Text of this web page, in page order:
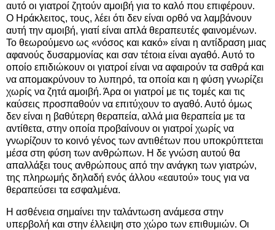
αυτό οι γιατροί ζητούν αμοιβή για το καλό που επιφέρουν.
Ο Ηράκλειτος, τους, λέει ότι δεν είναι ορθό να λαμβάνουν
αυτή την αμοιβή, γιατί είναι απλά θεραπευτές φαινομένων.
Το θεωρούμενο ως «νόσος και κακό» είναι η αντίδραση μιας
αφανούς δυσαρμονίας και σαν τέτοια είναι αγαθό. Αυτό το
οποίο επιδιώκουν οι γιατροί είναι να αφαιρούν τα σαθρά και
να απομακρύνουν το λυπηρό, τα οποία και η φύση γνωρίζει
χωρίς να ζητά αμοιβή. Άρα οι γιατροί με τις τομές και τις
καύσεις προσπαθούν να επιτύχουν το αγαθό. Αυτό όμως
δεν είναι η βαθύτερη θεραπεία, αλλά μια θεραπεία με τα
αντίθετα, στην οποία προβαίνουν οι γιατροί χωρίς να
γνωρίζουν το κοινό γένος των αντιθέτων που υποκρύπτεται
μέσα στη φύση των ανθρώπων. Η δε γνώση αυτού θα
απαλλάξει τους ανθρώπους από την ανάγκη των γιατρών,
της πληρωμής δηλαδή ενός άλλου «εαυτού» τους για να
θεραπεύσει τα εσφαλμένα.
Η ασθένεια σημαίνει την ταλάντωση ανάμεσα στην
υπερβολή και στην έλλειψη στο χώρο των επιθυμιών. Οι